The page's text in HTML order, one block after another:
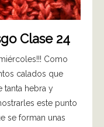
Clase 24
Como
calados que
tanta hebra y
este punto
se forman unas